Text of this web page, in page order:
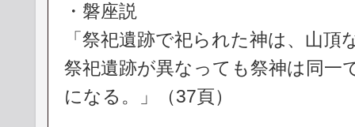
・磐座説
「祭祀遺跡で祀られた神は、山
祭祀遺跡が異なっても祭神は同一
になる。」（37頁）